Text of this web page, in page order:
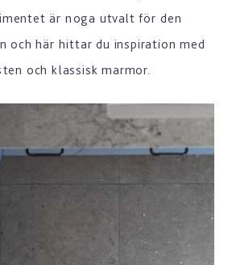
är noga utvalt för den
och här hittar du inspiration med
och klassisk marmor.